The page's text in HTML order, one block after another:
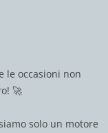
le occasioni non
🚀
solo un motore